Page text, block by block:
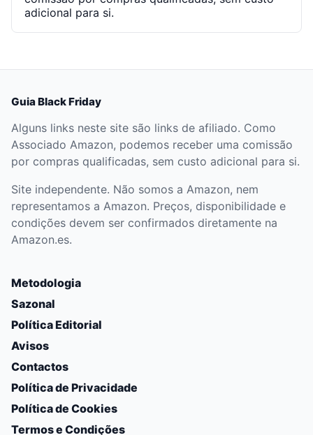
adicional para si.
Guia Black Friday
Alguns links neste site são links de afiliado. Como
Associado Amazon, podemos receber uma comissão
por compras qualificadas, sem custo adicional para si.
Site independente. Não somos a Amazon, nem
representamos a Amazon. Preços, disponibilidade e
condições devem ser confirmados diretamente na
Amazon.es.
Metodologia
Sazonal
Política Editorial
Avisos
Contactos
Política de Privacidade
Política de Cookies
Termos e Condições